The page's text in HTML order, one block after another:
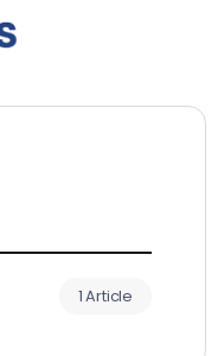
1 Article